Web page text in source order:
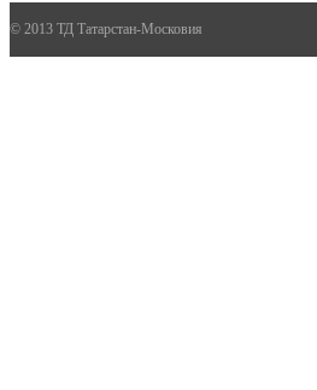
© 2013 ТД Татарстан-Московия